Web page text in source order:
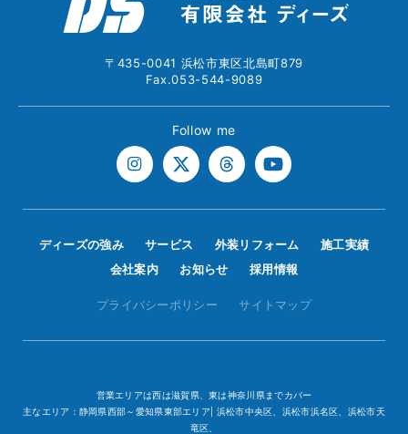
〒435-0041 浜松市東区北島町879
Fax.053-544-9089
Follow me
ディーズの強み サービス 外装リフォーム
施工実績
会社案内
お知らせ 採用情報
プライバシーポリシー サイトマップ
営業エリアは西は滋賀県、東は神奈川県までカバー
主なエリア：静岡県西部～愛知県東部エリア| 浜松市中央区、浜松市浜名区、浜松市天
竜区、